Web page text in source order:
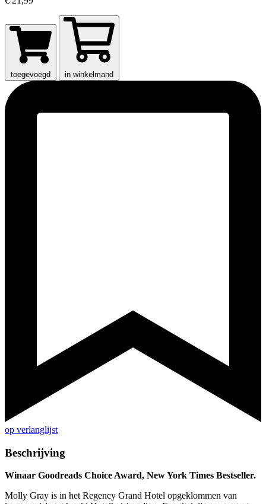
toegevoegd in winkelmand
op verlanglijst
Beschrijving
Winaar Goodreads Choice Award, New York Times Bestseller.
Molly Gray is in het Regency Grand Hotel opgeklommen van